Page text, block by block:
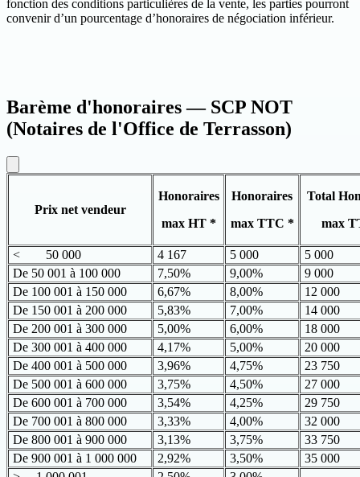
fonction des conditions particulières de la vente, les parties pourront
convenir d’un pourcentage d’honoraires de négociation inférieur.
Barème d'honoraires — SCP NOT
(Notaires de l'Office de Terrasson)
Prix net vendeur
Honoraires
max HT *
Honoraires
max TTC *
Total
max
< 50 000 4 167 5 000
5 000
De 50 001 à 100 000
7,50% 9,00%
9 000
De 100 001 à 150 000
6,67% 8,00%
12 000
De 150 001 à 200 000
5,83% 7,00%
14 000
De 200 001 à 300 000
5,00% 6,00%
18 000
De 300 001 à 400 000
4,17% 5,00%
20 000
De 400 001 à 500 000
3,96% 4,75%
23 750
De 500 001 à 600 000
3,75% 4,50%
27 000
De 600 001 à 700 000
3,54% 4,25%
29 750
De 700 001 à 800 000
3,33% 4,00%
32 000
De 800 001 à 900 000
3,13% 3,75%
33 750
De 900 001 à 1 000 000
2,92% 3,50%
35 000